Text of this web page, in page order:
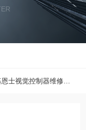
恩士视觉控制器维修